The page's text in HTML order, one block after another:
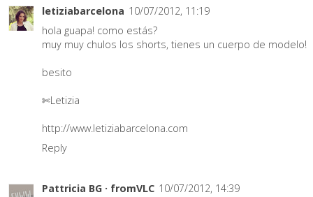
letiziabarcelona 10/07/2012, 11:19
hola guapa! como estás?
muy muy chulos los shorts, tienes un cuerpo de modelo!
besito
✄Letizia
http://www.letiziabarcelona.com
Reply
Pattricia BG · fromVLC 10/07/2012, 14:39